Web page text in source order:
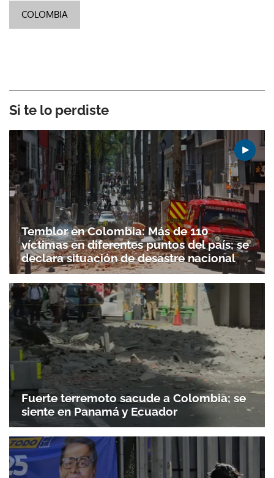
COLOMBIA
Si te lo perdiste
Temblor en Colombia: Más de 110
víctimas en diferentes puntos del país; se
declara situación de desastre nacional
Fuerte terremoto sacude a Colombia; se
siente en Panamá y Ecuador